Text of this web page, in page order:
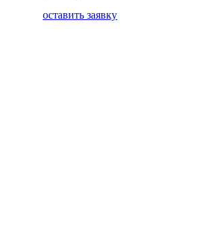
оставить заявку